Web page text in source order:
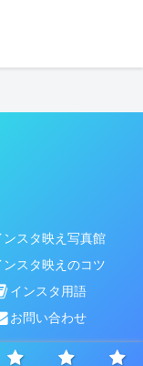
ンスタ映え写真館
ンスタ映えのコツ
インスタ用語
お問い合わせ
えNAVI All Rights